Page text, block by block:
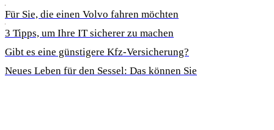
Für Sie, die einen Volvo fahren möchten
3 Tipps, um Ihre IT sicherer zu machen
Gibt es eine günstigere Kfz-Versicherung?
Neues Leben für den Sessel: Das können Sie